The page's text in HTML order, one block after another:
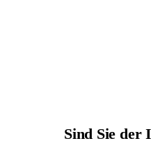
Sind Sie der